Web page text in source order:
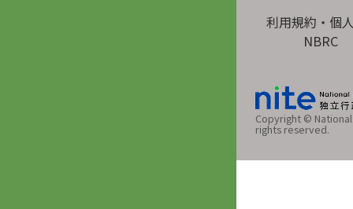
利用規約・個
NBRC
Copyright ©
rights reserved.